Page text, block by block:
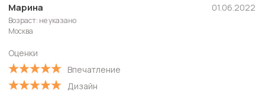
Марина
Возраст: не указано
Москва
Оценки
Впечатление
Дизайн
01.06.2022